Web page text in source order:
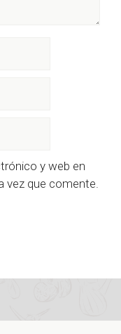
y web en
vez que comente.